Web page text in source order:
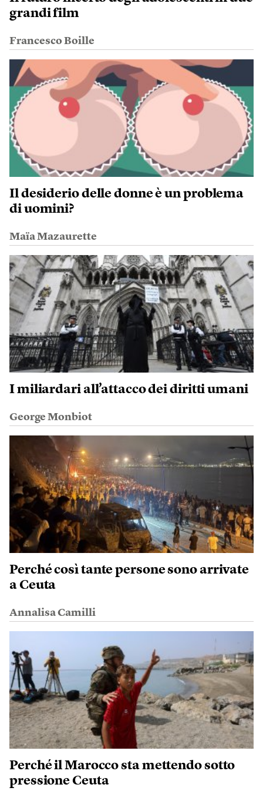
grandi film
Francesco Boille
Il desiderio delle donne è un problema
di uomini?
Maïa Mazaurette
I miliardari all’attacco dei diritti umani
George Monbiot
Perché così tante persone sono arrivate
a Ceuta
Annalisa Camilli
Perché il Marocco sta mettendo sotto
pressione Ceuta